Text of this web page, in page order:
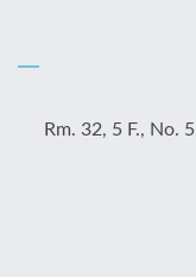
Rm. 32, 5 F., No.